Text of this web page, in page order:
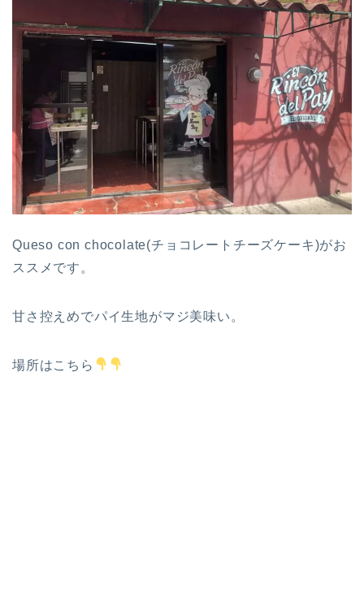
Queso con chocolate(チョコレートチーズケーキ)がお
ススメです。
甘さ控えめでパイ生地がマジ美味い。
場所はこちら